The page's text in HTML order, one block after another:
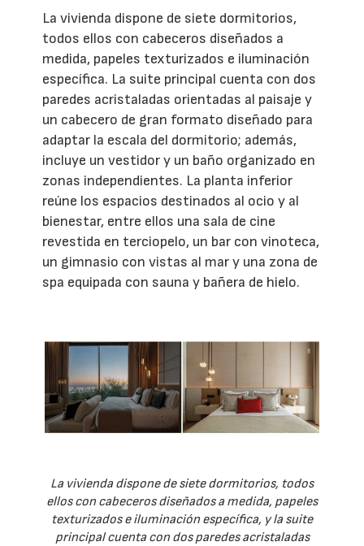
La vivienda dispone de siete dormitorios,
todos ellos con cabeceros diseñados a
medida, papeles texturizados e iluminación
específica. La suite principal cuenta con dos
paredes acristaladas orientadas al paisaje y
un cabecero de gran formato diseñado para
adaptar la escala del dormitorio; además,
incluye un vestidor y un baño organizado en
zonas independientes. La planta inferior
reúne los espacios destinados al ocio y al
bienestar, entre ellos una sala de cine
revestida en terciopelo, un bar con vinoteca,
un gimnasio con vistas al mar y una zona de
spa equipada con sauna y bañera de hielo.
La vivienda dispone de siete dormitorios, todos
ellos con cabeceros diseñados a medida, papeles
texturizados e iluminación específica, y la suite
principal cuenta con dos paredes acristaladas